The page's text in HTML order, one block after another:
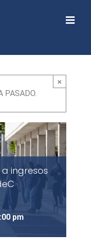
×
PASADO.
ingresos
pm